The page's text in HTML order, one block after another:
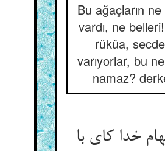
Bu ağaçların
vardı, ne
rükûa,
varıyorlar, bu
namaz?
خدا کای با